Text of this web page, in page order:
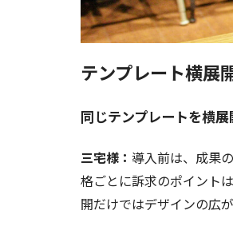
テンプレート横展
同じテンプレートを横
三宅様： 導入前は、成果
格ごとに訴求のポイント
開だけではデザインの広